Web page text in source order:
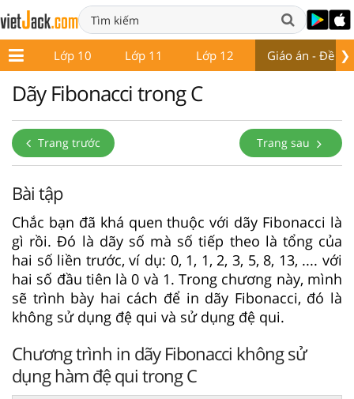
❯
9 Lớp 10 Lớp 11 Lớp 12 Giáo án - Đề thi
Dãy Fibonacci trong C
Trang trước Trang sau
Bài tập
Chắc bạn đã khá quen thuộc với dãy Fibonacci là
gì rồi. Đó là dãy số mà số tiếp theo là tổng của
hai số liền trước, ví dụ: 0, 1, 1, 2, 3, 5, 8, 13, .... với
hai số đầu tiên là 0 và 1. Trong chương này, mình
sẽ trình bày hai cách để in dãy Fibonacci, đó là
không sử dụng đệ qui và sử dụng đệ qui.
Chương trình in dãy Fibonacci không sử
dụng hàm đệ qui trong C